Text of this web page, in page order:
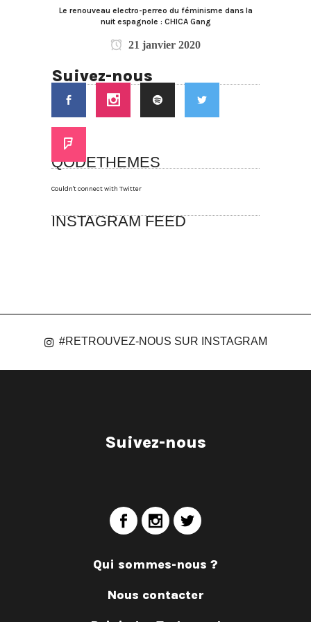
Le renouveau electro-perreo du féminisme dans la
nuit espagnole : CHICA Gang
21 janvier 2020
Suivez-nous
QODETHEMES
Couldn't connect with Twitter
INSTAGRAM FEED
#RETROUVEZ-NOUS SUR INSTAGRAM
Suivez-nous
Qui sommes-nous ?
Nous contacter